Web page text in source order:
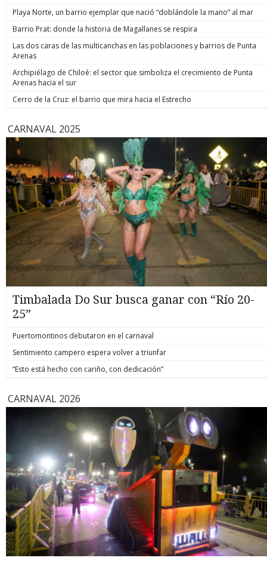
Playa Norte, un barrio ejemplar que nació “doblándole la mano” al mar
Barrio Prat: donde la historia de Magallanes se respira
Las dos caras de las multicanchas en las poblaciones y barrios de Punta
Arenas
Archipiélago de Chiloé: el sector que simboliza el crecimiento de Punta
Arenas hacia el sur
Cerro de la Cruz: el barrio que mira hacia el Estrecho
CARNAVAL 2025
Timbalada Do Sur busca ganar con “Río 20-
25”
Puertomontinos debutaron en el carnaval
Sentimiento campero espera volver a triunfar
“Esto está hecho con cariño, con dedicación”
CARNAVAL 2026